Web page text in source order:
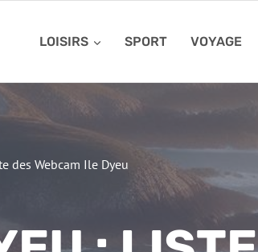
LOISIRS SPORT VOYAGE
des Webcam Ile Dyeu